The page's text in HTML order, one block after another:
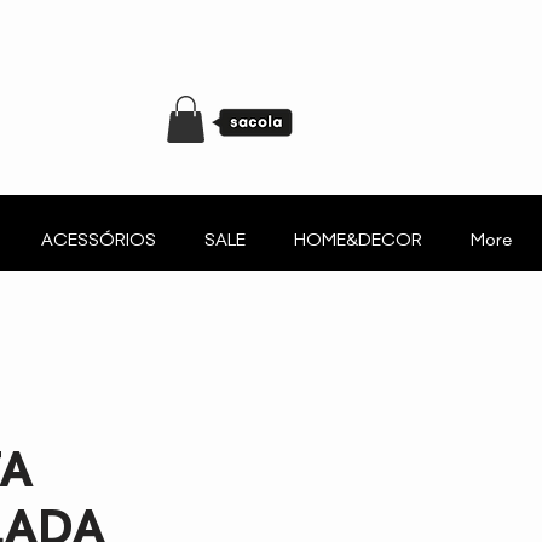
ACESSÓRIOS SALE HOME&DECOR More